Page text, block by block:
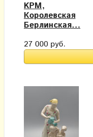
KPM,
Королевская
Берлинская...
27 000 руб.